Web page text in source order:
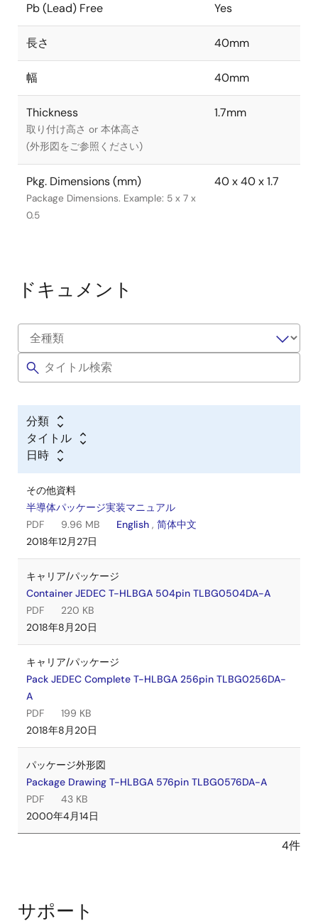
Pb (Lead) Free Yes
長さ 40mm
幅 40mm
Thickness
取り付け高さ or 本体高さ
(外形図をご参照ください)
1.7mm
Pkg. Dimensions (mm)
Package Dimensions. Example: 5 x 7 x
0.5
40 x 40 x 1.7
ドキュメント
分類
タイトル
日時
その他資料
半導体パッケージ実装マニュアル
PDF
9.96 MB English , 简体中文
2018年12月27日
キャリア/パッケージ
Container JEDEC T-HLBGA 504pin TLBG0504DA-A
PDF
220 KB
2018年8月20日
キャリア/パッケージ
Pack JEDEC Complete T-HLBGA 256pin TLBG0256DA-
A
PDF
199 KB
2018年8月20日
パッケージ外形図
Package Drawing T-HLBGA 576pin TLBG0576DA-A
PDF
43 KB
2000年4月14日
4件
サポート